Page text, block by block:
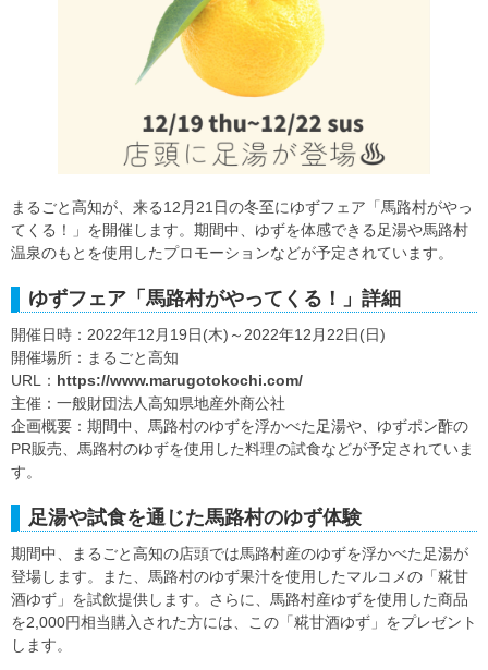
まるごと高知が、来る12月21日の冬至にゆずフェア「馬路村がやっ
てくる！」を開催します。期間中、ゆずを体感できる足湯や馬路村
温泉のもとを使用したプロモーションなどが予定されています。
ゆずフェア「馬路村がやってくる！」詳細
開催日時：2022年12月19日(木)～2022年12月22日(日)
開催場所：まるごと高知
URL： https://www.marugotokochi.com/
主催：一般財団法人高知県地産外商公社
企画概要：期間中、馬路村のゆずを浮かべた足湯や、ゆずポン酢の
PR販売、馬路村のゆずを使用した料理の試食などが予定されていま
す。
足湯や試食を通じた馬路村のゆず体験
期間中、まるごと高知の店頭では馬路村産のゆずを浮かべた足湯が
登場します。また、馬路村のゆず果汁を使用したマルコメの「糀甘
酒ゆず」を試飲提供します。さらに、馬路村産ゆずを使用した商品
を2,000円相当購入された方には、この「糀甘酒ゆず」をプレゼント
します。